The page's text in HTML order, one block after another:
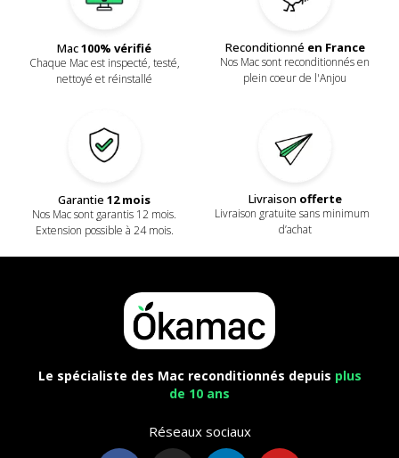
Mac100% vérifié
Chaque Mac est inspecté, testé,
nettoyé et réinstallé
Reconditionné en France
Nos Mac sont reconditionnés en
plein coeur de l'Anjou
Garantie 12 mois
Nos Mac sont garantis 12 mois.
Extension possible à 24 mois.
Livraison offerte
Livraison gratuite sans minimum
d’achat
Le spécialiste des Mac reconditionnés depuis plus
de 10 ans
Réseaux sociaux